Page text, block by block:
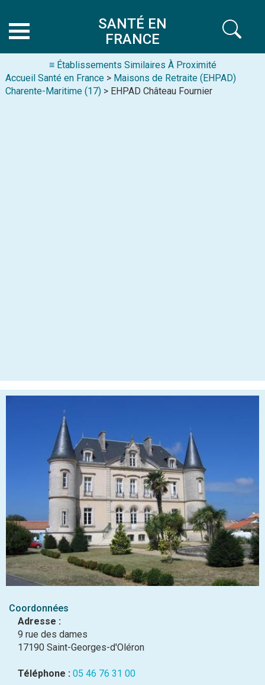
SANTÉ EN
FRANCE
≡ Établissements Similaires À Proximité
Accueil Santé en France > Maisons de Retraite (EHPAD)
Charente-Maritime (17) > EHPAD Château Fournier
Coordonnées
Adresse :
9 rue des dames
17190 Saint-Georges-d'Oléron
Téléphone : 05 46 76 31 00